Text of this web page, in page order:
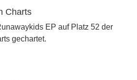
Charts
EP auf Platz 52 der
gechartet.